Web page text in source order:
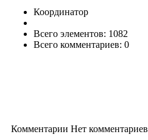
Координатор
Всего элементов: 1082
Всего комментариев: 0
Комментарии Нет комментариев